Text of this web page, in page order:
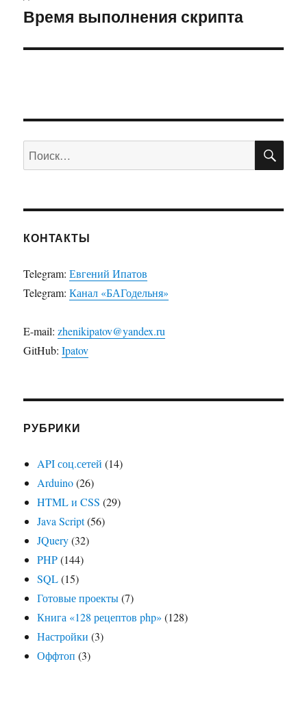
Следующая
Время выполнения скрипта
Искать:
КОНТАКТЫ
Telegram:Евгений Ипатов
Telegram:Канал «БАГодельня»
E-mail:zhenikipatov@yandex.ru
GitHub:Ipatov
РУБРИКИ
API соц.сетей (14)
Arduino(26)
HTML и CSS (29)
Java Script(56)
JQuery(32)
PHP(144)
SQL(15)
Готовые проекты(7)
Книга «128 рецептов php» (128)
Настройки (3)
Оффтоп (3)